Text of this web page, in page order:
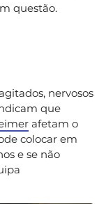
questão.
nervosos
que
afetam o
colocar em
e se não